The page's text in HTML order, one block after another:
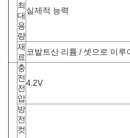
최
대
용
량
실제적 능력
재
료
코발트산 리튬 / 셋으로 이루
충
전
전
압
4.2V
방
전
컷